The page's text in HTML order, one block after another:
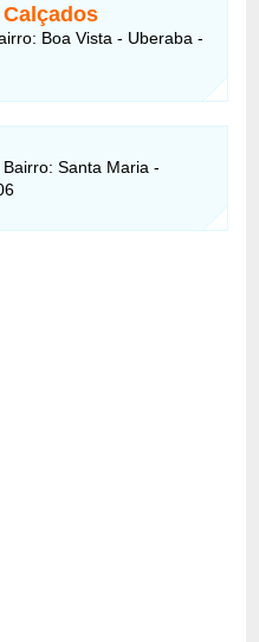
Boa Vista - Uberaba -
Santa Maria -